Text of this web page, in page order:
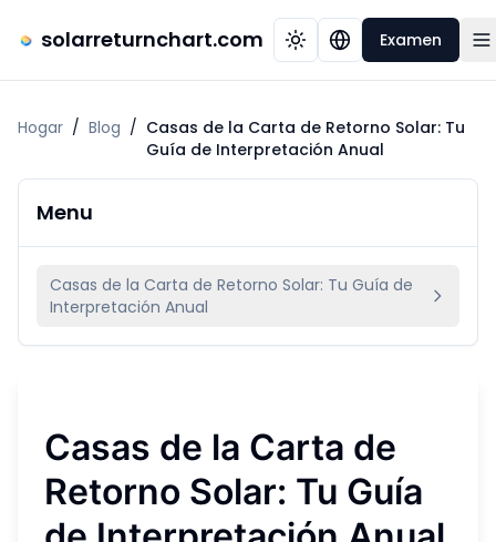
solarreturnchart.com Examen
Hogar / Blog / Casas de la Carta de Retorno Solar: Tu
Guía de Interpretación Anual
Menu
Casas de la Carta de Retorno Solar: Tu Guía de
Interpretación Anual
Casas de la Carta de
Retorno Solar: Tu Guía